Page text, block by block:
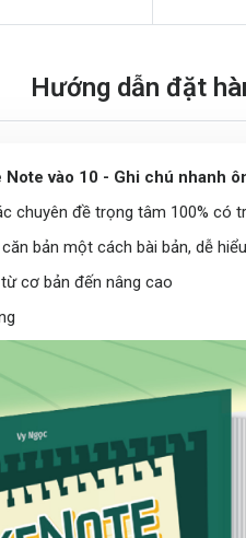
Hướng dẫn đặt
Note vào 10 - Ghi chú nhanh
chuyên đề trọng tâm 100% có
bản một cách bài bản, dễ
cơ bản đến nâng cao